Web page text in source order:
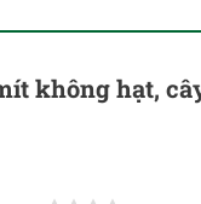
không hạt,